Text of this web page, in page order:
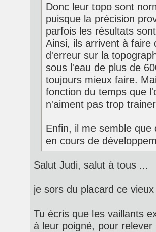
Donc leur topo sont
puisque la précision
parfois les résultats
Ainsi, ils arrivent à faire
d'erreur sur la
sous l'eau de plus de
toujours mieux faire.
fonction du temps que
n'aiment pas trop
Enfin, il me semble
en cours de
Salut Judi, salut à tous ...
je sors du placard ce
Tu écris que les vaillants
à leur poigné, pour